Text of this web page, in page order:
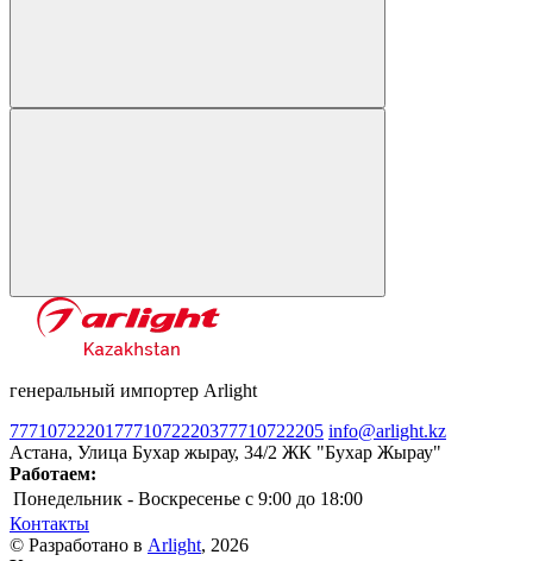
генеральный импортер Arlight
77710722201 7771072220377710722205 info@arlight.kz
Астана, Улица Бухар жырау, 34/2 ЖК "Бухар Жырау"
Работаем:
Понедельник - Воскресенье c 9:00 до 18:00
Контакты
© Разработано в Arlight, 2026